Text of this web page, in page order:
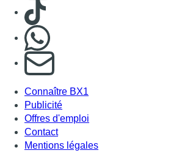
Consulter TikTok
S'abonner à notre newsletter
Connaître BX1
Publicité
Offres d'emploi
Contact
Mentions légales